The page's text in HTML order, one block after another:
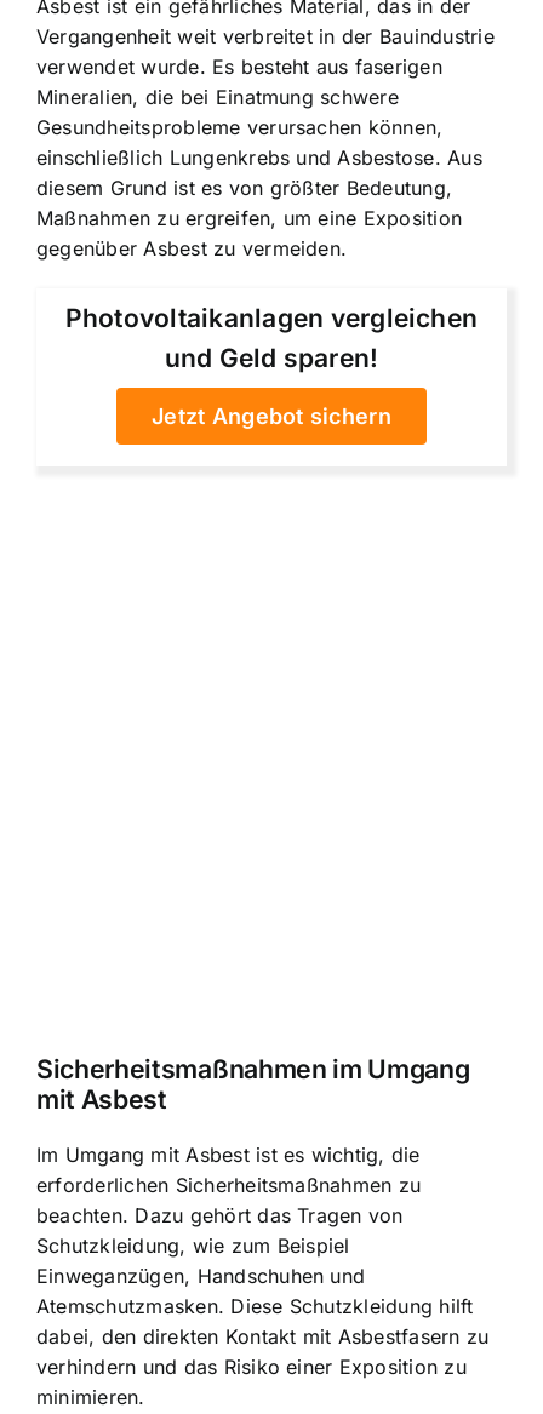
Asbest ist ein gefährliches Material, das in der
Vergangenheit weit verbreitet in der Bauindustrie
verwendet wurde. Es besteht aus faserigen
Mineralien, die bei Einatmung schwere
Gesundheitsprobleme verursachen können,
einschließlich Lungenkrebs und Asbestose. Aus
diesem Grund ist es von größter Bedeutung,
Maßnahmen zu ergreifen, um eine Exposition
gegenüber Asbest zu vermeiden.
Photovoltaikanlagen vergleichen
und Geld sparen!
Jetzt Angebot sichern
Sicherheitsmaßnahmen im Umgang
mit Asbest
Im Umgang mit Asbest ist es wichtig, die
erforderlichen Sicherheitsmaßnahmen zu
beachten. Dazu gehört das Tragen von
Schutzkleidung, wie zum Beispiel
Einweganzügen, Handschuhen und
Atemschutzmasken. Diese Schutzkleidung hilft
dabei, den direkten Kontakt mit Asbestfasern zu
verhindern und das Risiko einer Exposition zu
minimieren.